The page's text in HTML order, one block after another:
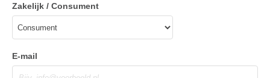
Zakelijk / Consument
E-mail